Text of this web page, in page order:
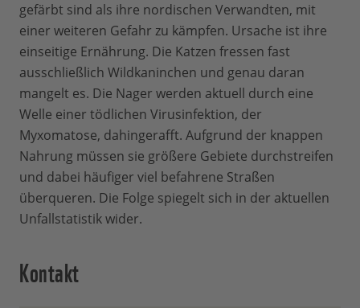
gefärbt sind als ihre nordischen Verwandten, mit
einer weiteren Gefahr zu kämpfen. Ursache ist ihre
einseitige Ernährung. Die Katzen fressen fast
ausschließlich Wildkaninchen und genau daran
mangelt es. Die Nager werden aktuell durch eine
Welle einer tödlichen Virusinfektion, der
Myxomatose, dahingerafft. Aufgrund der knappen
Nahrung müssen sie größere Gebiete durchstreifen
und dabei häufiger viel befahrene Straßen
überqueren. Die Folge spiegelt sich in der aktuellen
Unfallstatistik wider.
Kontakt